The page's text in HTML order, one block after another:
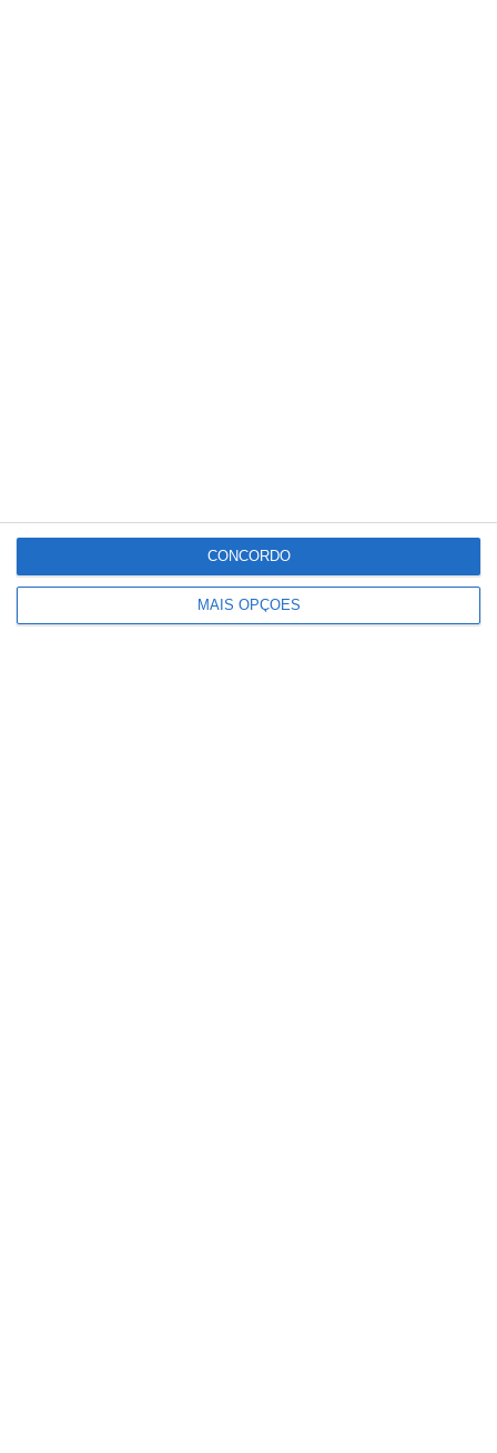
MAIS OPÇÕES
CONCORDO
Detenções registadas pela PSP em
eventos desportivos aumentam 136%
e infrações descem